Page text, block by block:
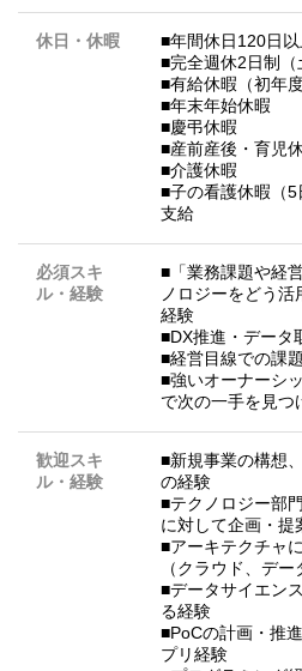
休日・休暇
■年間休日120日
■完全週休2日制（
■有給休暇（初年度
■年末年始休暇
■慶弔休暇
■産前産後・育児
■介護休暇
■子の看護休暇（
支給
必須スキ
ル・経験
■「業務課題や経
ノロジーをどう
経験
■DX推進・データ
■経営目線での課
■強いオーナーシ
で次の一手を見つ
歓迎スキ
ル・経験
■新規事業の構想
の経験
■テクノロジー部
に対して企画・提
■アーキテクチャ
（クラウド、デー
■データサイエン
る経験
■PoCの計画・推
プリ経験